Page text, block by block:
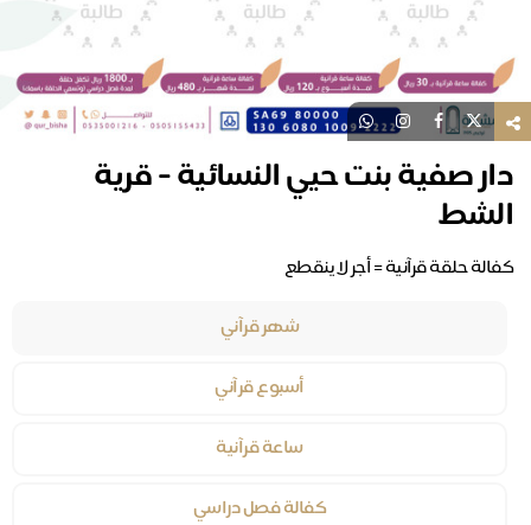
دار صفية بنت حيي النسائية - قرية
الشط
كفالة حلقة قرآنية = أجر لا ينقطع
شهر قرآني
أسبوع قرآني
ساعة قرآنية
كفالة فصل دراسي